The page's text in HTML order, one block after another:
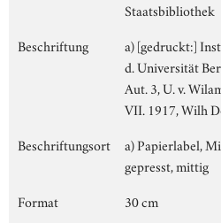
Staatsbibliothek
Beschriftung
a) [gedruckt:]
d. Universität
Aut. 3, U. v.
VII. 1917, Wilh
Beschriftungsort
a) Papierlabel,
gepresst, mittig
Format
30 cm